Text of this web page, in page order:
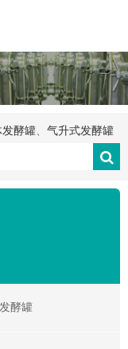
发酵罐 气升式发酵罐
酵罐